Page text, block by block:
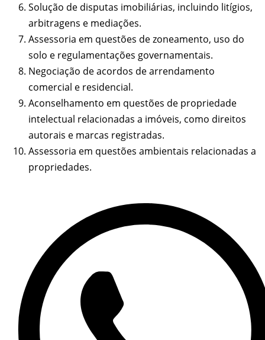
Solução de disputas imobiliárias, incluindo litígios,
arbitragens e mediações.
Assessoria em questões de zoneamento, uso do
solo e regulamentações governamentais.
Negociação de acordos de arrendamento
comercial e residencial.
Aconselhamento em questões de propriedade
intelectual relacionadas a imóveis, como direitos
autorais e marcas registradas.
Assessoria em questões ambientais relacionadas a
propriedades.